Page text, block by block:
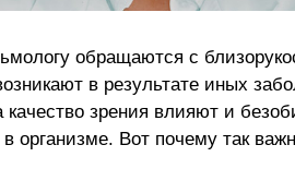
обращаются с
в результате иных
качество зрения влияют и
в организме. Вот почему так